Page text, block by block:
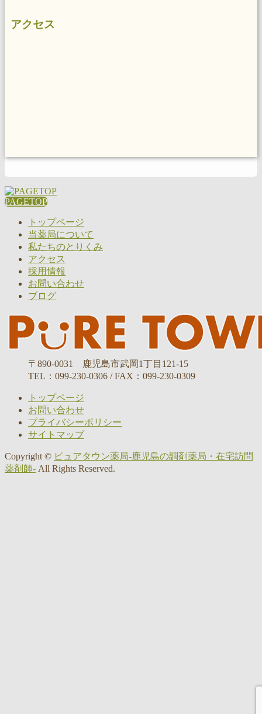
アクセス
PAGETOP
トップページ
当薬局について
私たちのとりくみ
アクセス
採用情報
お問い合わせ
ブログ
〒890-0031 鹿児島市武岡1丁目121-15
TEL：099-230-0306 / FAX：099-230-0309
トップページ
お問い合わせ
プライバシーポリシー
サイトマップ
Copyright © ピュアタウン薬局-鹿児島の調剤薬局・在宅訪問
薬剤師- All Rights Reserved.